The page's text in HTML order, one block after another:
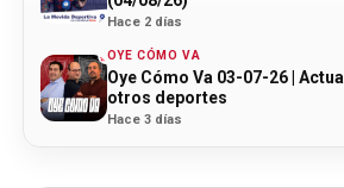
Hace 2 días
OYE CÓMO VA
Oye Cómo Va 03-07-26 |
otros deportes
Hace 3 días